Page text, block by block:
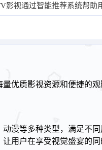
视通过智能推荐系统帮
优质影视资源和便捷的
漫等多种类型，满足不
用户在享受视觉盛宴的同